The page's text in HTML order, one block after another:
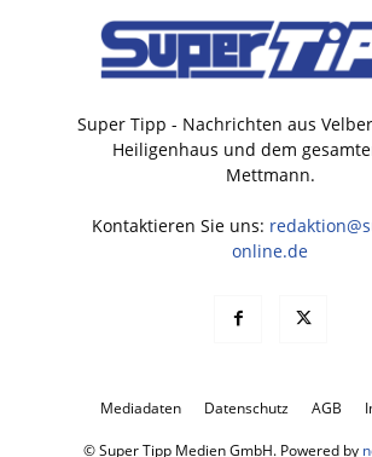
Super Tipp - Nachrichten aus
Heiligenhaus und dem
Mettmann.
Kontaktieren Sie uns:
online.de
Mediadaten Datenschutz AGB
© Super Tipp Medien GmbH. Powered by